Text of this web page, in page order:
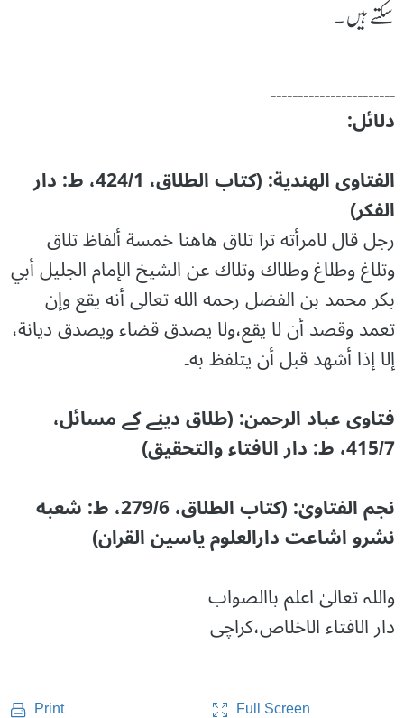
سکتے ہیں ۔
۔۔۔۔۔۔۔۔۔۔۔۔۔۔۔۔۔۔۔۔۔۔۔
دلائل:
الفتاوى الهندية: (كتاب الطلاق، 424/1، ط: دار
الفکر)
رجل قال لامرأته ترا تلاق هاهنا خمسة ألفاظ تلاق
وتلاغ وطلاغ وطلاك وتلاك عن الشيخ الإمام الجليل أبي
بكر محمد بن الفضل رحمه الله تعالى أنه يقع وإن
تعمد وقصد أن لا يقع،ولا يصدق قضاء ويصدق ديانة،
إلا إذا أشهد قبل أن يتلفظ به۔
فتاوی عباد الرحمن: (طلاق دینے کے مسائل،
415/7، ط: دار الافتاء والتحقیق)
نجم الفتاویٰ: (کتاب الطلاق، 279/6، ط: شعبه
نشرو اشاعت دارالعلوم یاسین القران)
واللہ تعالیٰ اعلم باالصواب
دار الافتاء الاخلاص،کراچی
Print Full Screen